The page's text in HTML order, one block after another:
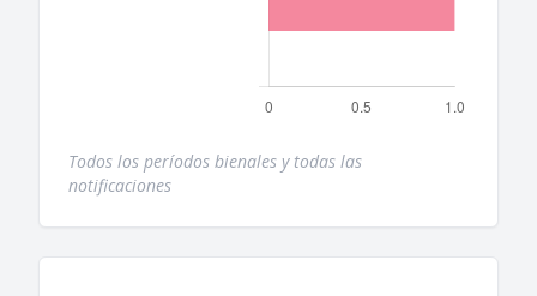
Todos los períodos bienales y todas las
notificaciones